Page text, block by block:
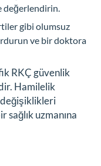
değerlendirin.
gibi olumsuz
ve bir doktora
RKÇ güvenlik
Hamilelik
değişiklikleri
uzmanına